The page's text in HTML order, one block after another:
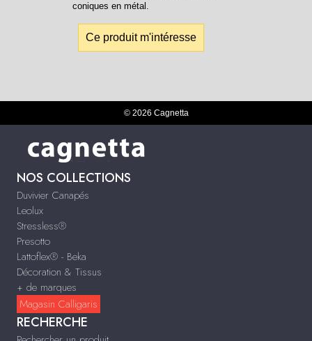
coniques en métal.
Ce produit m'intéresse
© 2026 Cagnetta
NOS COLLECTIONS
Duvivier Canapés
Leolux
Stressless®
Presotto
Lattoflex® - Beka
Décoration & Tissus
+ de marques
Magasin Calligaris
RECHERCHE